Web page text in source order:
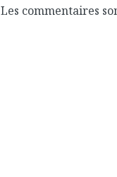
Les commentaires